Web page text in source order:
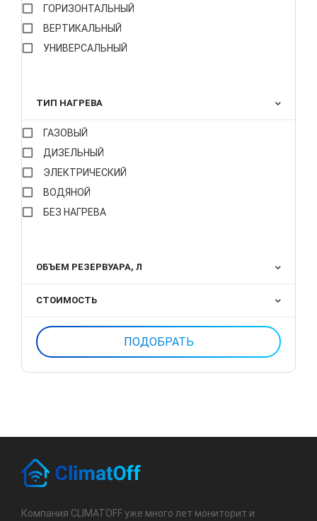
ГОРИЗОНТАЛЬНЫЙ
ВЕРТИКАЛЬНЫЙ
УНИВЕРСАЛЬНЫЙ
ТИП НАГРЕВА
ГАЗОВЫЙ
ДИЗЕЛЬНЫЙ
ЭЛЕКТРИЧЕСКИЙ
ВОДЯНОЙ
БЕЗ НАГРЕВА
ОБЪЕМ РЕЗЕРВУАРА, Л
СТОИМОСТЬ
Компания CLIMATOFF уже много лет мониторит и